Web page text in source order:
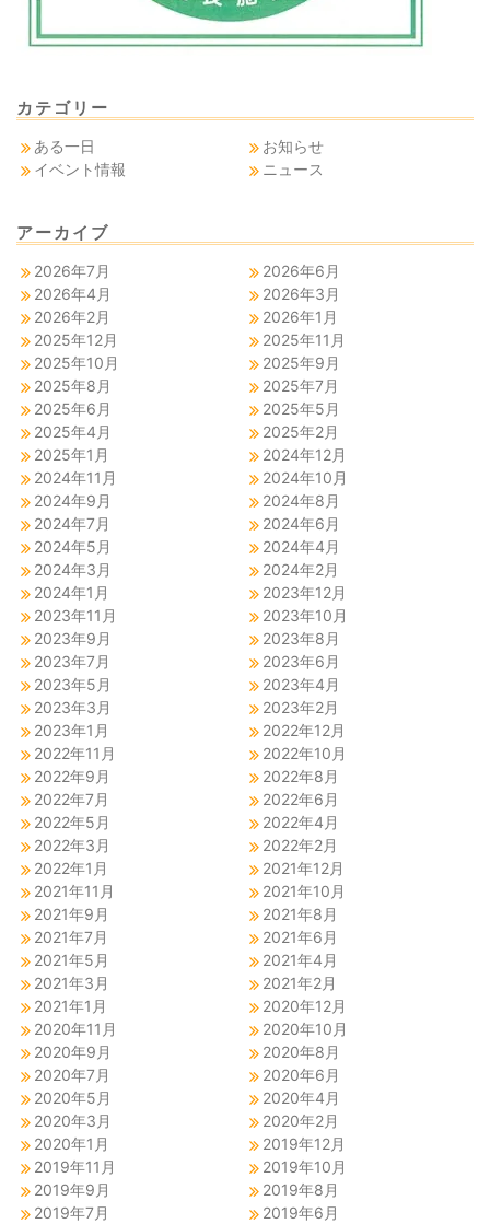
カテゴリー
ある一日
お知らせ
イベント情報
ニュース
アーカイブ
2026年7月
2026年6月
2026年4月
2026年3月
2026年2月
2026年1月
2025年12月
2025年11月
2025年10月
2025年9月
2025年8月
2025年7月
2025年6月
2025年5月
2025年4月
2025年2月
2025年1月
2024年12月
2024年11月
2024年10月
2024年9月
2024年8月
2024年7月
2024年6月
2024年5月
2024年4月
2024年3月
2024年2月
2024年1月
2023年12月
2023年11月
2023年10月
2023年9月
2023年8月
2023年7月
2023年6月
2023年5月
2023年4月
2023年3月
2023年2月
2023年1月
2022年12月
2022年11月
2022年10月
2022年9月
2022年8月
2022年7月
2022年6月
2022年5月
2022年4月
2022年3月
2022年2月
2022年1月
2021年12月
2021年11月
2021年10月
2021年9月
2021年8月
2021年7月
2021年6月
2021年5月
2021年4月
2021年3月
2021年2月
2021年1月
2020年12月
2020年11月
2020年10月
2020年9月
2020年8月
2020年7月
2020年6月
2020年5月
2020年4月
2020年3月
2020年2月
2020年1月
2019年12月
2019年11月
2019年10月
2019年9月
2019年8月
2019年7月
2019年6月